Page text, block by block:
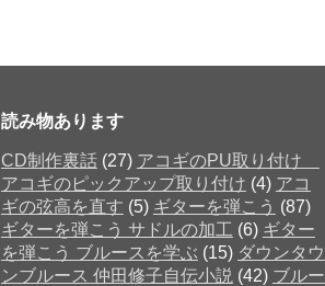
読み物あります
CD制作裏話(27) アコギのPU取り付け
アコギのピックアップ取り付け (4) アコ
ギの弦高を直す (5) ギターを弾こう (87)
ギターを弾こう サドルの加工 (6) ギター
を弾こう ブルースを学ぶ (15) ダウンタウ
ンブルース 仲田修子自伝小説 (42) ブルー